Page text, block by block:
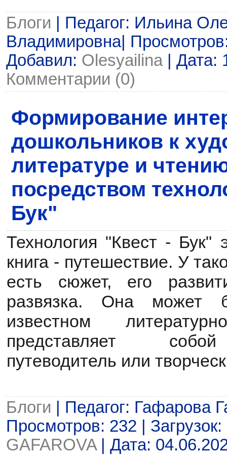
Блоги | Педагог: Ильина
Владимировна|
Добавил: Olesyailina| Дата:
Комментарии (0)
Формирование
дошкольников к
литературе и
посредством
Бук"
Технология "Квест - Бук"
книга - путешествие. У
есть сюжет, его
развязка. Она может
известном
представляет
путеводитель или
Блоги | Педагог: Гафарова
Просмотров: 232 |
GAFAROVA| Дата: